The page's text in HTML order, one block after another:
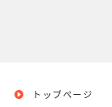
トップページ